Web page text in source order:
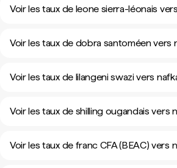
Voir les taux de leone sierra-léonais
Voir les taux de dobra santoméen vers
Voir les taux de lilangeni swazi vers
Voir les taux de shilling ougandais vers
Voir les taux de franc CFA (BEAC) vers